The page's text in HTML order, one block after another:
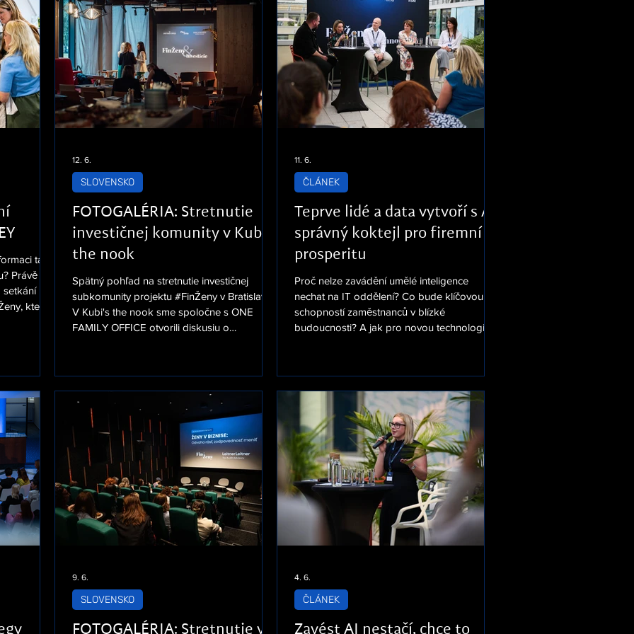
tak,
Právě
setkání
které
AI
FOTOGALÉRIA: Stretnutie
investičnej komunity v Kubi's
the nook
Spätný pohľad na stretnutie investičnej
subkomunity projektu #FinŽeny v Bratislave.
V Kubi's the nook sme spoločne s ONE
FAMILY OFFICE otvorili diskusiu o
ďalších odborov. Ďakujeme všetkým hosťom
za účasť, a našim panelistkám Andrei Lauren,
Monike Pálovej a Eve Jahelka Filipp za
zdieľanie skúseností a pohľadov z praxe.
SLOVENSKO
12. 6.
Teprve lidé a data vytvoří s AI
správný koktejl pro firemní
prosperitu
Proč nelze zavádění umělé inteligence
nechat na IT oddělení? Co bude klíčovou
schopností zaměstnanců v blízké
budoucnosti? A jak pro novou technologii
technologické podkomunity projektu
Finženy, které hostila společnost RSM. V
panelu zasedli Markéta Cechman z ČSOB,
Eva Poláchová z Kooperativy, Kateřina
Barbier z HP a Jan Hájek z RSM.
Moderátorem byl Jaroslav Kramer z Cover
Story. Umělá inteligenc
ČLÁNEK
11. 6.
FOTOGALÉRIA: Stretnutie v
SLOVENSKO
9. 6.
Zavést AI nestačí, chce to
ČLÁNEK
4. 6.